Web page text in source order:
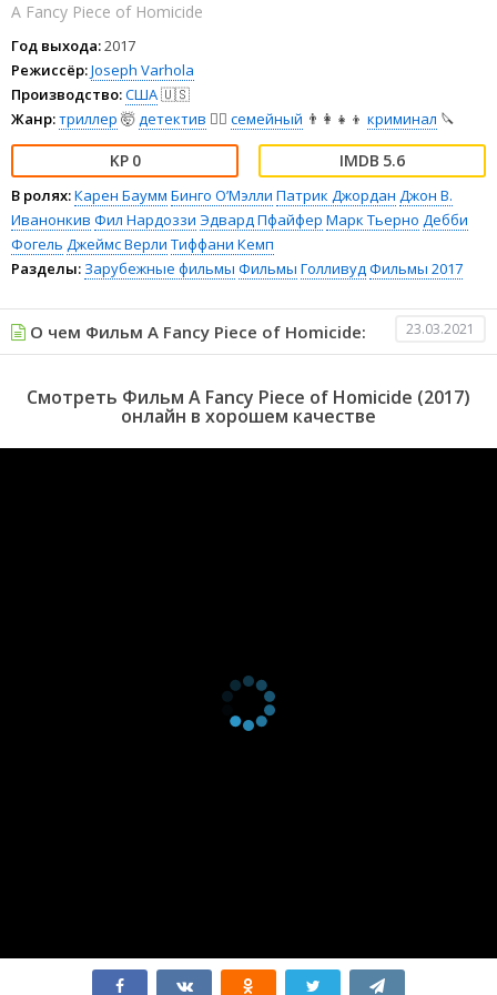
A Fancy Piece of Homicide
Год выхода:2017
Режиссёр:Joseph Varhola
Производство:США🇺🇸
Жанр:триллер 🤯детектив 🕵️‍♂️ семейный 👨‍👩‍👧‍👦 криминал 🔪
0 5.6
В ролях:Карен Баумм Бинго О’Мэлли Патрик Джордан Джон В.
Иванонкив Фил Нардоззи Эдвард Пфайфер Марк Тьерно Дебби
Фогель Джеймс Верли Тиффани Кемп
Разделы: Зарубежные фильмы Фильмы ГолливудФильмы 2017
О чем Фильм A Fancy Piece of Homicide: 23.03.2021
Смотреть Фильм A Fancy Piece of Homicide (2017)
онлайн в хорошем качестве